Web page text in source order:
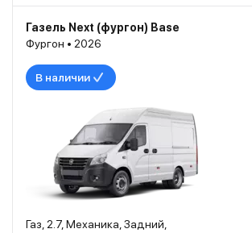
Газель Next (фургон) Base
Фургон • 2026
В наличии
Газ, 2.7, Механика, Задний,